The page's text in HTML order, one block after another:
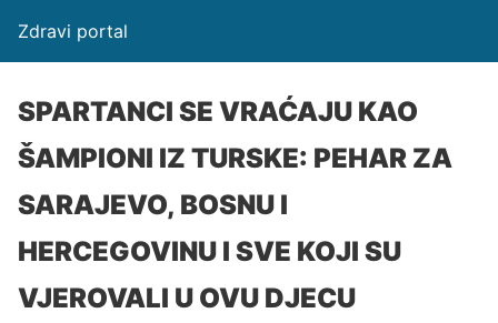
Zdravi portal
SPARTANCI SE VRAĆAJU KAO
ŠAMPIONI IZ TURSKE: PEHAR ZA
SARAJEVO, BOSNU I
HERCEGOVINU I SVE KOJI SU
VJEROVALI U OVU DJECU